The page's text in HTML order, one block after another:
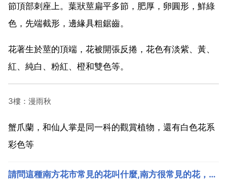
節頂部刺座上。葉狀莖扁平多節，肥厚，卵圓形，鮮綠
色，先端截形，邊緣具粗鋸齒。
花著生於莖的頂端，花被開張反捲，花色有淡紫、黃、
紅、純白、粉紅、橙和雙色等。
3樓：漫雨秋
蟹爪蘭，和仙人掌是同一科的觀賞植物，還有白色花系
彩色等
請問這種南方花市常見的花叫什麼,南方很常見的花，但是不知道叫什麼名字？